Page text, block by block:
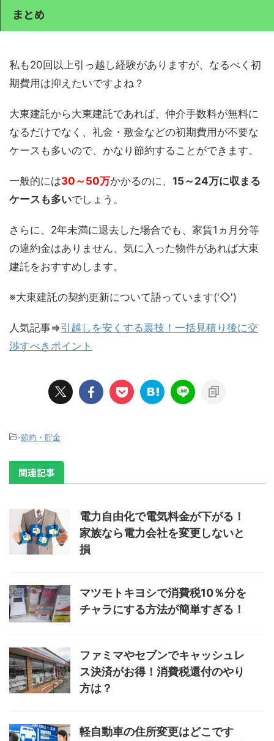
まとめ
私も20回以上引っ越し経験がありますが、なるべく初
期費用は抑えたいですよね？
大東建託から大東建託であれば、仲介手数料が無料に
なるだけでなく、礼金・敷金などの初期費用が不要な
ケースも多いので、かなり節約することができます。
一般的には30～50万かかるのに、 15～24万に収まる
ケースも多いでしょう。
さらに、2年未満に退去した場合でも、家賃1ヵ月分等
の違約金はありません、気に入った物件があれば大東
建託をおすすめします。
※大東建託の契約更新について語っています('◇')ゞ
人気記事⇒引越しを安くする裏技！一括見積り後に交
渉すべきポイント
-節約・貯金
関連記事
電力自由化で電気料金が下がる！
家族なら電力会社を変更しないと
損
マツモトキヨシで消費税10％分を
チャラにする方法が簡単すぎる！
ファミマやセブンでキャッシュレ
ス決済がお得！消費税還付のやり
方は？
軽自動車の住所変更はどこです